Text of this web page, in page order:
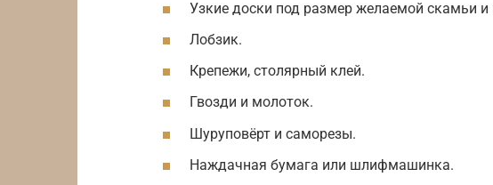
Узкие доски под размер желаемой скамьи и
Лобзик.
Крепежи, столярный клей.
Гвозди и молоток.
Шуруповёрт и саморезы.
Наждачная бумага или шлифмашинка.